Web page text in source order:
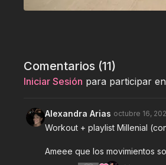
Comentarios (11)
Iniciar Sesión para participar
Alexandra Arias octubre 16,
Workout + playlist Millenial
Ameee que los movimientos